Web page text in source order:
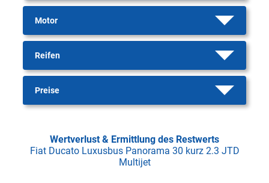
Motor
Reifen
Preise
Wertverlust & Ermittlung des Restwerts
Fiat Ducato Luxusbus Panorama 30 kurz 2.3 JTD
Multijet